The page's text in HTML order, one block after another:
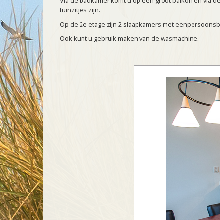
tuinzitjes zijn.
Op de 2e etage zijn 2 slaapkamers met
Ook kunt u gebruik maken van de wasmachine.